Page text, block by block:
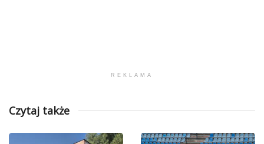
REKLAMA
Czytaj także